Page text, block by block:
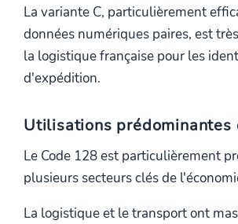
La variante C, particulièrement
données numériques paires, est
la logistique française pour les
d'expédition.
Utilisations prédominantes
Le Code 128 est particulièrement
plusieurs secteurs clés de
La logistique et le transport ont